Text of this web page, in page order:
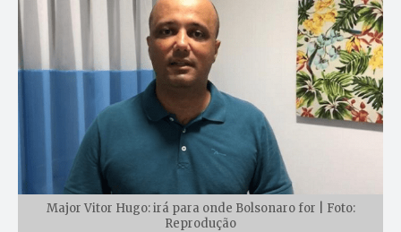
Major Vitor Hugo: irá para onde Bolsonaro for | Foto:
Reprodução